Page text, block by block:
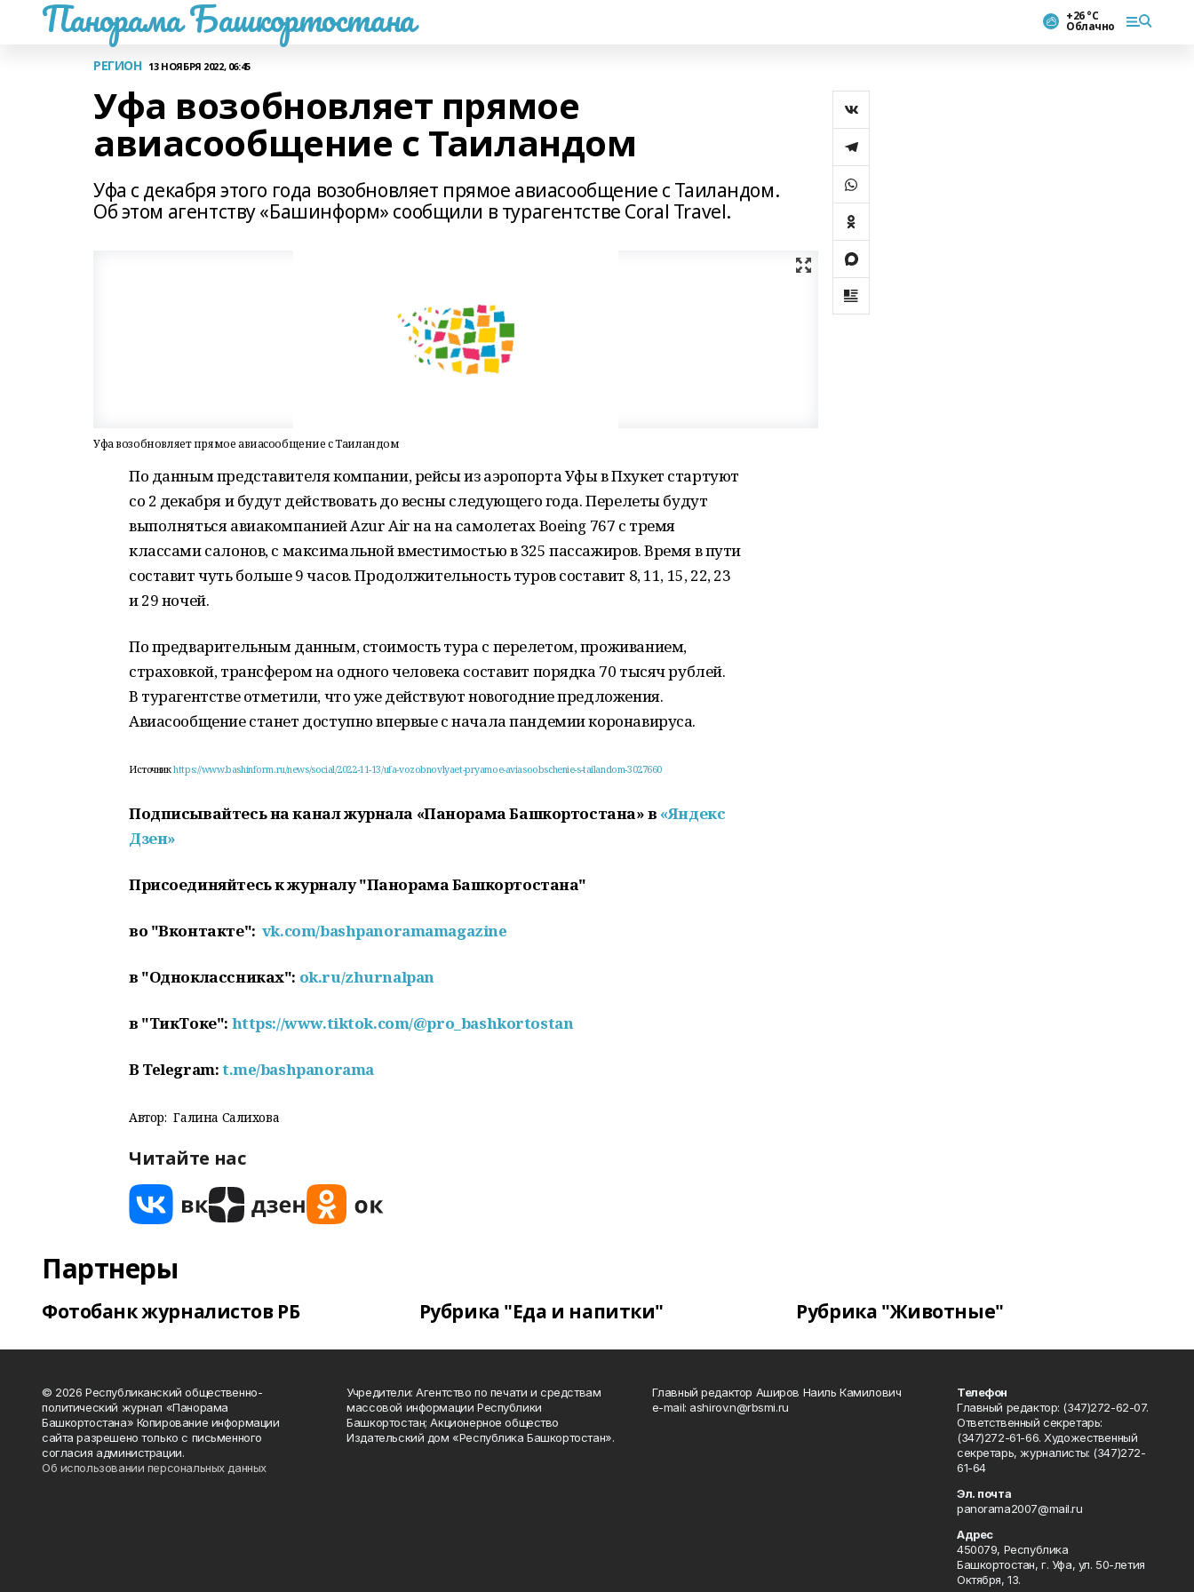
Панорама Башкортостана +26 °С
Облачно
РЕГИОН 13 НОЯБРЯ 2022, 06:45
Уфа возобновляет прямое
авиасообщение с Таиландом
Уфа с декабря этого года возобновляет прямое авиасообщение с Таиландом.
Об этом агентству «Башинформ» сообщили в турагентстве Coral Travel.
Уфа возобновляет прямое авиасообщение с Таиландом
По данным представителя компании, рейсы из аэропорта Уфы в Пхукет стартуют
со 2 декабря и будут действовать до весны следующего года. Перелеты будут
выполняться авиакомпанией Azur Air на на самолетах Boeing 767 с тремя
классами салонов, с максимальной вместимостью в 325 пассажиров. Время в пути
составит чуть больше 9 часов. Продолжительность туров составит 8, 11, 15, 22, 23
и 29 ночей.
По предварительным данным, стоимость тура с перелетом, проживанием,
страховкой, трансфером на одного человека составит порядка 70 тысяч рублей.
В турагентстве отметили, что уже действуют новогодние предложения.
Авиасообщение станет доступно впервые с начала пандемии коронавируса.
Источникhttps://www.bashinform.ru/news/social/2022-11-13/ufa-vozobnovlyaet-pryamoe-aviasoobschenie-s-tailandom-3027660
Подписывайтесь на канал журнала «Панорама Башкортостана» в «Яндекс
Дзен»
Присоединяйтесь к журналу "Панорама Башкортостана"
во "Вконтакте": vk.com/bashpanoramamagazine
в "Одноклассниках": ok.ru/zhurnalpan
в "ТикТоке": https://www.tiktok.com/@pro_bashkortostan
В Telegram:t.me/bashpanorama
Автор: Галина Салихова
Читайте нас
Партнеры
Фотобанк журналистов РБ Рубрика "Еда и напитки" Рубрика "Животные"
© 2026 Республиканский общественно-
политический журнал «Панорама
Башкортостана» Копирование информации
сайта разрешено только с письменного
согласия администрации.
Об использовании персональных данных
Учредители: Агентство по печати и средствам
массовой информации Республики
Башкортостан; Акционерное общество
Издательский дом «Республика Башкортостан».
Главный редактор Аширов Наиль Камилович
e-mail: ashirov.n@rbsmi.ru
Телефон
Главный редактор: (347)272-62-07.
Ответственный секретарь:
(347)272-61-66. Художественный
секретарь, журналисты: (347)272-
61-64
Эл. почта
panorama2007@mail.ru
Адрес
450079, Республика
Башкортостан, г. Уфа, ул. 50-летия
Октября, 13.